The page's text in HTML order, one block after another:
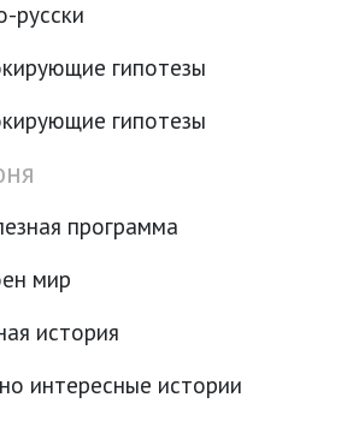
русски
гипотезы
гипотезы
программа
мир
история
интересные истории